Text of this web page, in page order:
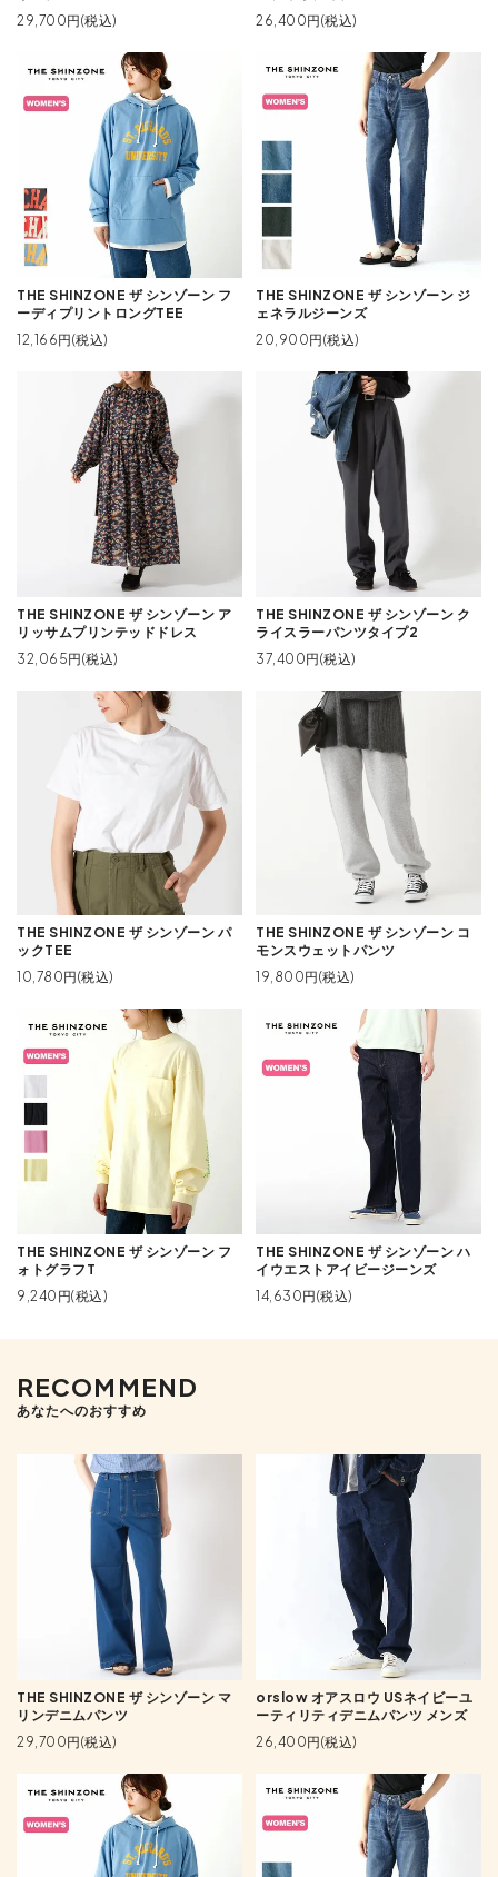
29,700円(税込)
26,400円(税込)
THE SHINZONE ザ シンゾーン フ
ーディプリントロングTEE
12,166円(税込)
THE SHINZONE ザ シンゾーン ジ
ェネラルジーンズ
20,900円(税込)
THE SHINZONE ザ シンゾーン ア
リッサムプリンテッドドレス
32,065円(税込)
THE SHINZONE ザ シンゾーン ク
ライスラーパンツタイプ2
37,400円(税込)
THE SHINZONE ザ シンゾーン パ
ックTEE
10,780円(税込)
THE SHINZONE ザ シンゾーン コ
モンスウェットパンツ
19,800円(税込)
THE SHINZONE ザ シンゾーン フ
ォトグラフT
9,240円(税込)
THE SHINZONE ザ シンゾーン ハ
イウエストアイビージーンズ
14,630円(税込)
RECOMMEND
あなたへのおすすめ
THE SHINZONE ザ シンゾーン マ
リンデニムパンツ
29,700円(税込)
orslow オアスロウ USネイビーユ
ーティリティデニムパンツ メンズ
26,400円(税込)